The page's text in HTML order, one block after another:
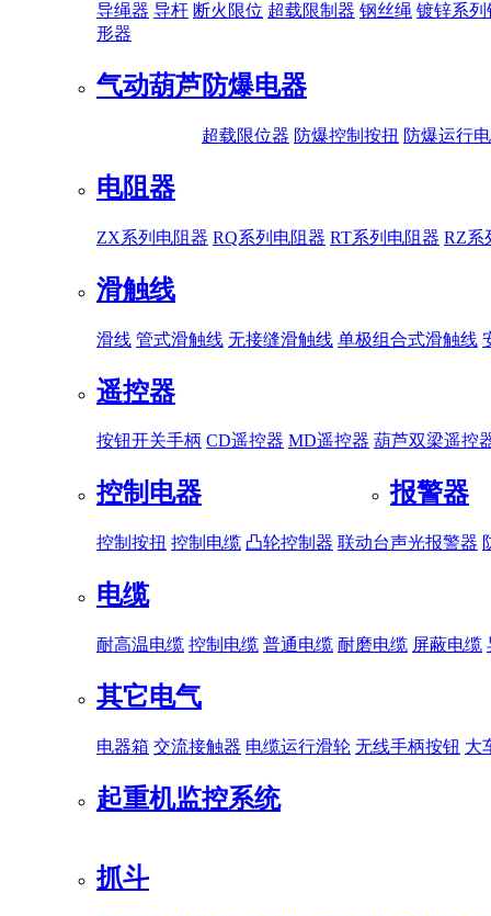
导绳器 导杆 断火限位 超载限制器 钢丝绳 镀锌系列
形器
气动葫芦防爆电器
超载限位器 防爆控制按扭 防爆运行
电阻器
ZX系列电阻器 RQ系列电阻器 RT系列电阻器 RZ系
滑触线
滑线 管式滑触线 无接缝滑触线 单极组合式滑触线
遥控器
按钮开关手柄 CD遥控器 MD遥控器 葫芦双梁遥控
控制电器
控制按扭 控制电缆 凸轮控制器 联动台
报警器
声光报警器
电缆
耐高温电缆 控制电缆 普通电缆 耐磨电缆 屏蔽电缆
其它电气
电器箱 交流接触器 电缆运行滑轮 无线手柄按钮 大
起重机监控系统
抓斗